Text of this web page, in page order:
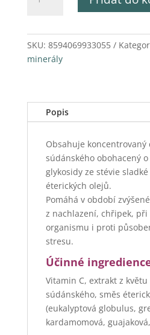
150
SKU: 8594069933055
minerály
Popis
Obsahuje koncentrovaný
súdánského obohacený
glykosidy ze stévie
éterických olejů.
Pomáhá v období
z nachlazení, chřipek, při
organismu i proti
stresu.
Účinné
Vitamin C, extrakt z
súdánského, směs
(eukalyptová globulus,
kardamomová,